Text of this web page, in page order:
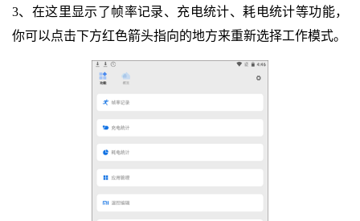
3、在这里显示了帧率记录、充电统计、耗电统计等功能，
你可以点击下方红色箭头指向的地方来重新选择工作模式。